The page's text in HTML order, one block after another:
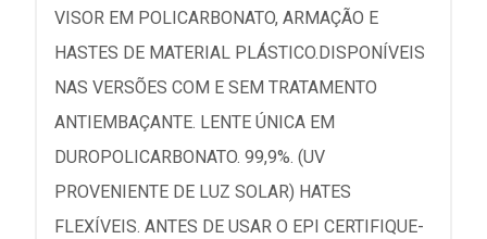
VISOR EM POLICARBONATO, ARMAÇÃO E
HASTES DE MATERIAL PLÁSTICO.DISPONÍVEIS
NAS VERSÕES COM E SEM TRATAMENTO
ANTIEMBAÇANTE. LENTE ÚNICA EM
DUROPOLICARBONATO. 99,9%. (UV
PROVENIENTE DE LUZ SOLAR) HATES
FLEXÍVEIS. ANTES DE USAR O EPI CERTIFIQUE-